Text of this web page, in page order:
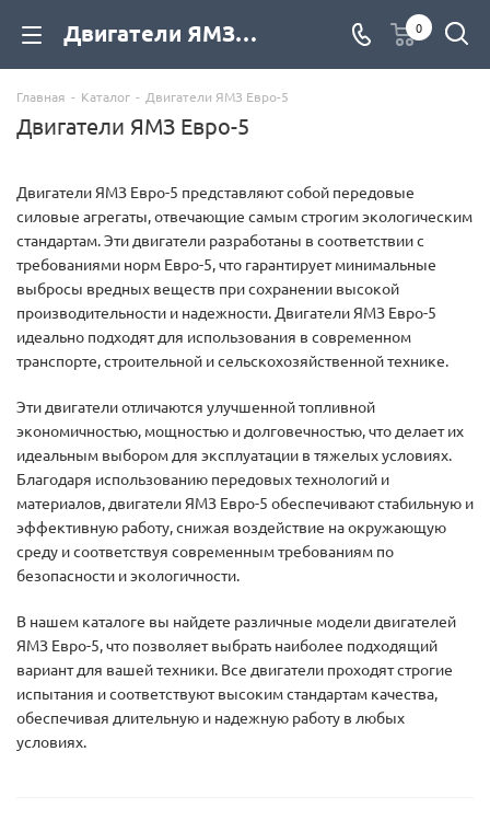
Двигатели ЯМЗ Евро-5 купить по низкой цене с доставкой по России — Дизель Экспорт 0
Главная - Каталог - Двигатели ЯМЗ Евро-5
Двигатели ЯМЗ Евро-5
Двигатели ЯМЗ Евро-5 представляют собой передовые
силовые агрегаты, отвечающие самым строгим экологическим
стандартам. Эти двигатели разработаны в соответствии с
требованиями норм Евро-5, что гарантирует минимальные
выбросы вредных веществ при сохранении высокой
производительности и надежности. Двигатели ЯМЗ Евро-5
идеально подходят для использования в современном
транспорте, строительной и сельскохозяйственной технике.
Эти двигатели отличаются улучшенной топливной
экономичностью, мощностью и долговечностью, что делает их
идеальным выбором для эксплуатации в тяжелых условиях.
Благодаря использованию передовых технологий и
материалов, двигатели ЯМЗ Евро-5 обеспечивают стабильную и
эффективную работу, снижая воздействие на окружающую
среду и соответствуя современным требованиям по
безопасности и экологичности.
В нашем каталоге вы найдете различные модели двигателей
ЯМЗ Евро-5, что позволяет выбрать наиболее подходящий
вариант для вашей техники. Все двигатели проходят строгие
испытания и соответствуют высоким стандартам качества,
обеспечивая длительную и надежную работу в любых
условиях.